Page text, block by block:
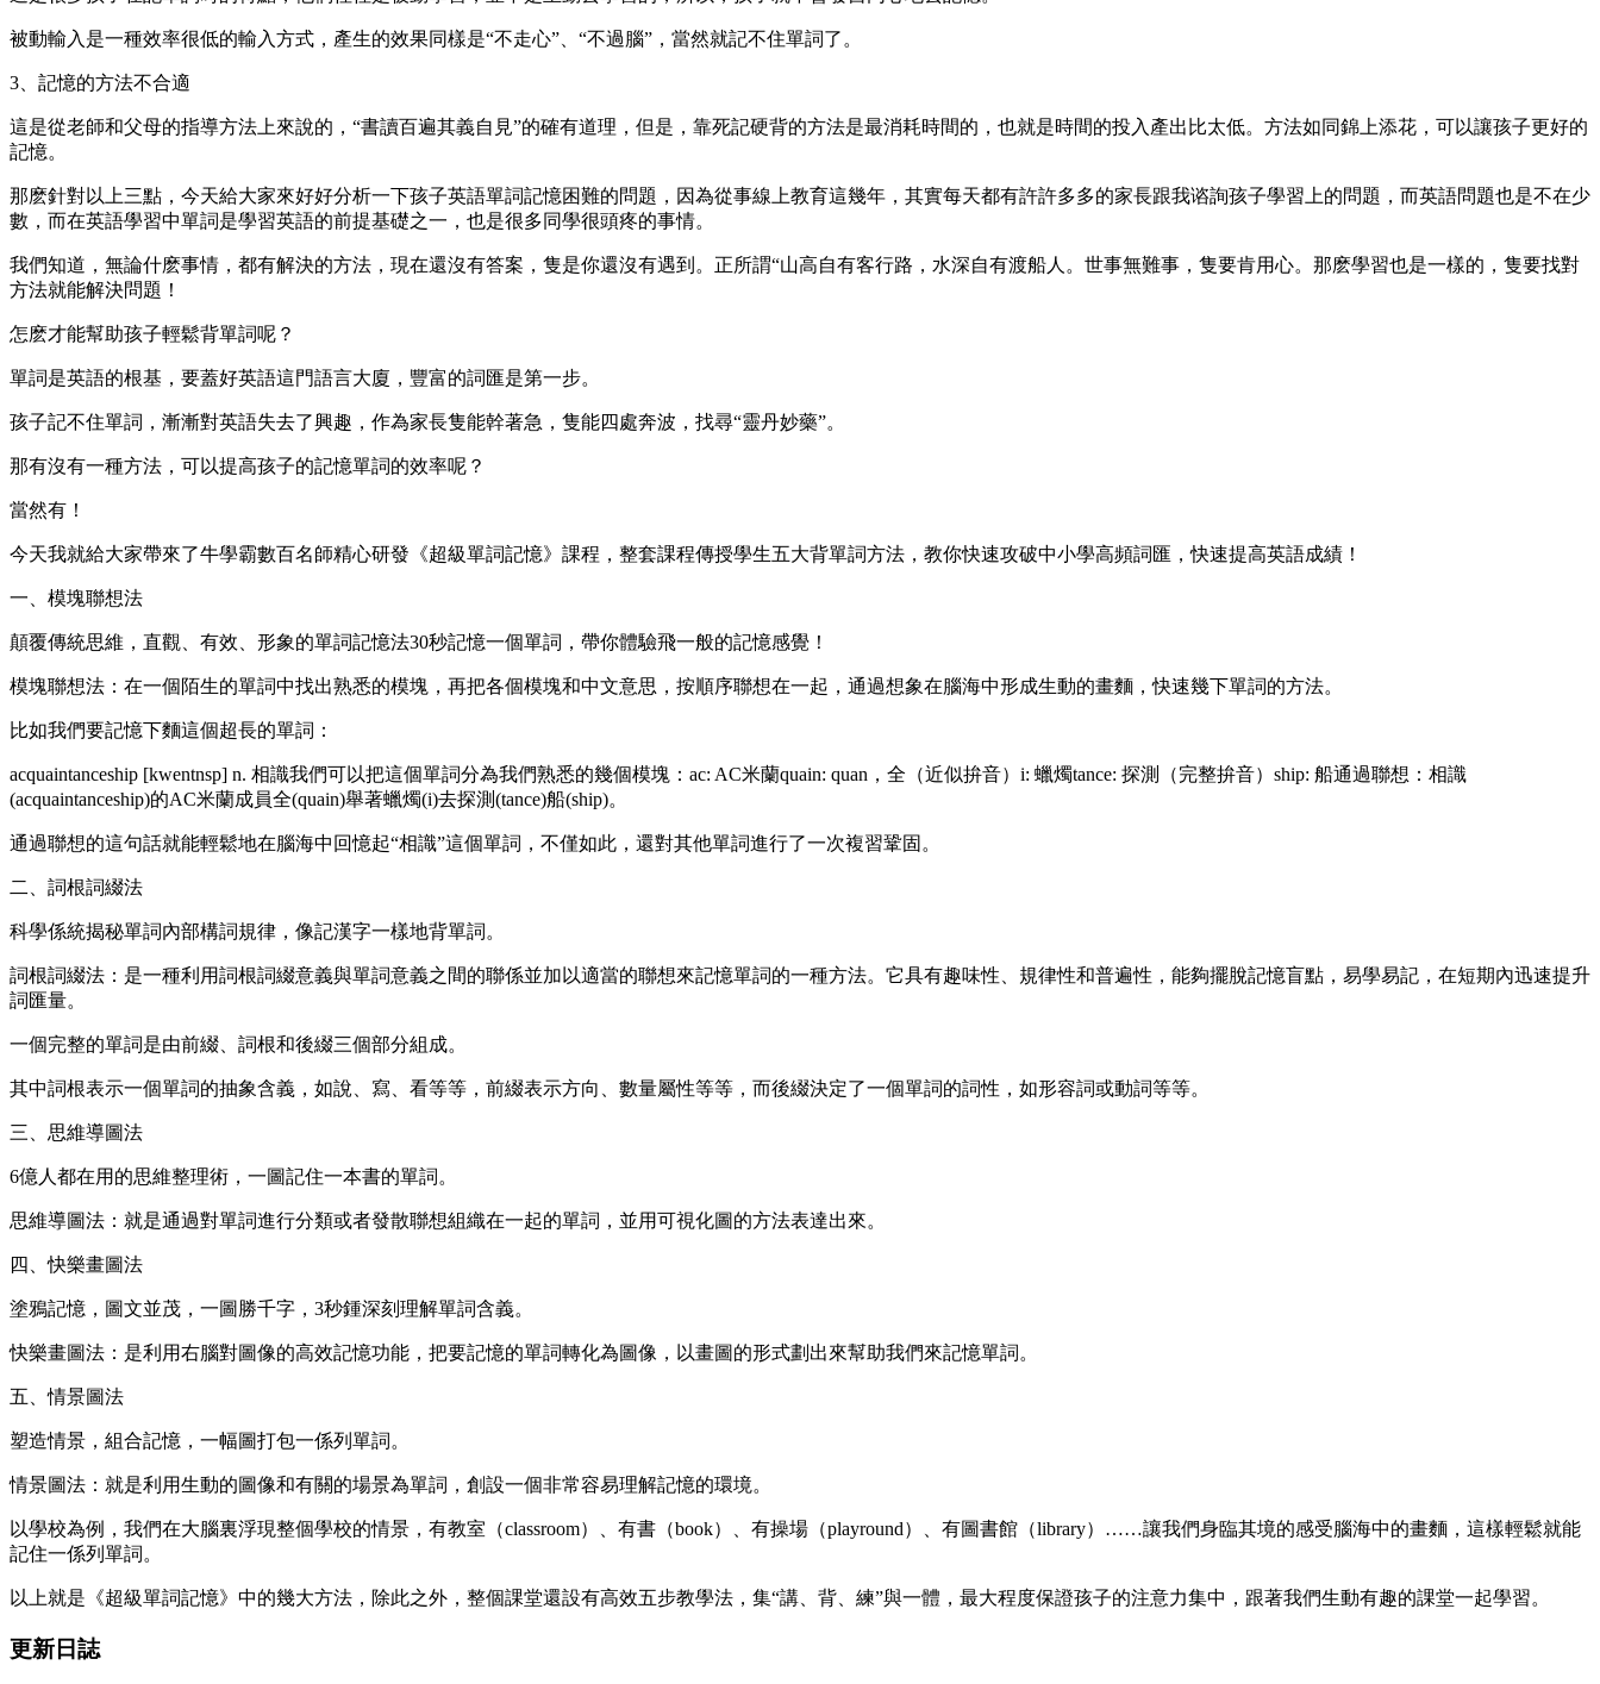
被動輸入是一種效率很低的輸入方式，產生的效果同樣是“不走心”、“不過腦”，當然就記不住單詞了。
3、記憶的方法不合適
這是從老師和父母的指導方法上來說的，“書讀百遍其義自見”的確有道理，但是，靠死記硬背的方法是最消耗時間的，也就是時間的投入產出比太低。方法如同錦上添花，可以讓孩子更好的
記憶。
那麽針對以上三點，今天給大家來好好分析一下孩子英語單詞記憶困難的問題，因為從事線上教育這幾年，其實每天都有許許多多的家長跟我谘詢孩子學習上的問題，而英語問題也是不在少
數，而在英語學習中單詞是學習英語的前提基礎之一，也是很多同學很頭疼的事情。
我們知道，無論什麽事情，都有解決的方法，現在還沒有答案，隻是你還沒有遇到。正所謂“山高自有客行路，水深自有渡船人。世事無難事，隻要肯用心。那麽學習也是一樣的，隻要找對
方法就能解決問題！
怎麽才能幫助孩子輕鬆背單詞呢？
單詞是英語的根基，要蓋好英語這門語言大廈，豐富的詞匯是第一步。
孩子記不住單詞，漸漸對英語失去了興趣，作為家長隻能幹著急，隻能四處奔波，找尋“靈丹妙藥”。
那有沒有一種方法，可以提高孩子的記憶單詞的效率呢？
當然有！
今天我就給大家帶來了牛學霸數百名師精心研發《超級單詞記憶》課程，整套課程傳授學生五大背單詞方法，教你快速攻破中小學高頻詞匯，快速提高英語成績！
一、模塊聯想法
顛覆傳統思維，直觀、有效、形象的單詞記憶法30秒記憶一個單詞，帶你體驗飛一般的記憶感覺！
模塊聯想法：在一個陌生的單詞中找出熟悉的模塊，再把各個模塊和中文意思，按順序聯想在一起，通過想象在腦海中形成生動的畫麵，快速幾下單詞的方法。
比如我們要記憶下麵這個超長的單詞：
acquaintanceship [kwentnsp] n. 相識我們可以把這個單詞分為我們熟悉的幾個模塊：ac: AC米蘭quain: quan，全（近似拚音）i: 蠟燭tance: 探測（完整拚音）ship: 船通過聯想：相識
(acquaintanceship)的AC米蘭成員全(quain)舉著蠟燭(i)去探測(tance)船(ship)。
通過聯想的這句話就能輕鬆地在腦海中回憶起“相識”這個單詞，不僅如此，還對其他單詞進行了一次複習鞏固。
二、詞根詞綴法
科學係統揭秘單詞內部構詞規律，像記漢字一樣地背單詞。
詞根詞綴法：是一種利用詞根詞綴意義與單詞意義之間的聯係並加以適當的聯想來記憶單詞的一種方法。它具有趣味性、規律性和普遍性，能夠擺脫記憶盲點，易學易記，在短期內迅速提升
詞匯量。
一個完整的單詞是由前綴、詞根和後綴三個部分組成。
其中詞根表示一個單詞的抽象含義，如說、寫、看等等，前綴表示方向、數量屬性等等，而後綴決定了一個單詞的詞性，如形容詞或動詞等等。
三、思維導圖法
6億人都在用的思維整理術，一圖記住一本書的單詞。
思維導圖法：就是通過對單詞進行分類或者發散聯想組織在一起的單詞，並用可視化圖的方法表達出來。
四、快樂畫圖法
塗鴉記憶，圖文並茂，一圖勝千字，3秒鍾深刻理解單詞含義。
快樂畫圖法：是利用右腦對圖像的高效記憶功能，把要記憶的單詞轉化為圖像，以畫圖的形式劃出來幫助我們來記憶單詞。
五、情景圖法
塑造情景，組合記憶，一幅圖打包一係列單詞。
情景圖法：就是利用生動的圖像和有關的場景為單詞，創設一個非常容易理解記憶的環境。
以學校為例，我們在大腦裏浮現整個學校的情景，有教室（classroom）、有書（book）、有操場（playround）、有圖書館（library）……讓我們身臨其境的感受腦海中的畫麵，這樣輕鬆就能
記住一係列單詞。
以上就是《超級單詞記憶》中的幾大方法，除此之外，整個課堂還設有高效五步教學法，集“講、背、練”與一體，最大程度保證孩子的注意力集中，跟著我們生動有趣的課堂一起學習。
更新日誌